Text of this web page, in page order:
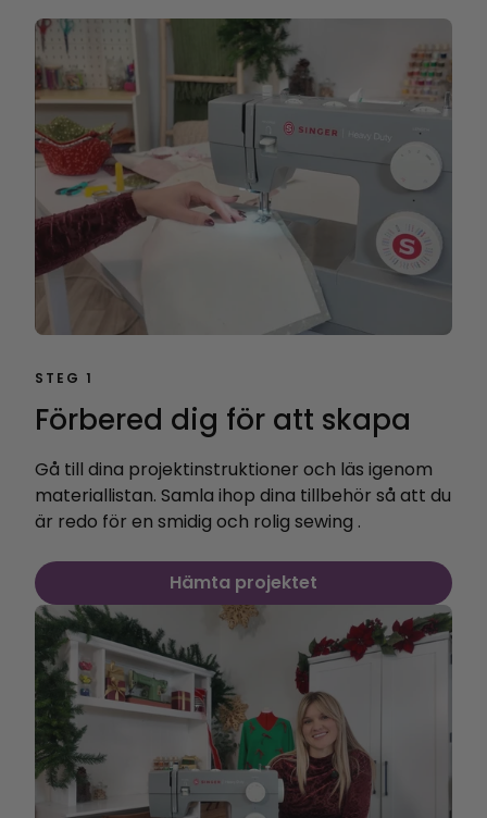
STEG 1
Förbered dig för att skapa
Gå till dina projektinstruktioner och läs igenom
materiallistan. Samla ihop dina tillbehör så att du
är redo för en smidig och rolig sewing .
Hämta projektet